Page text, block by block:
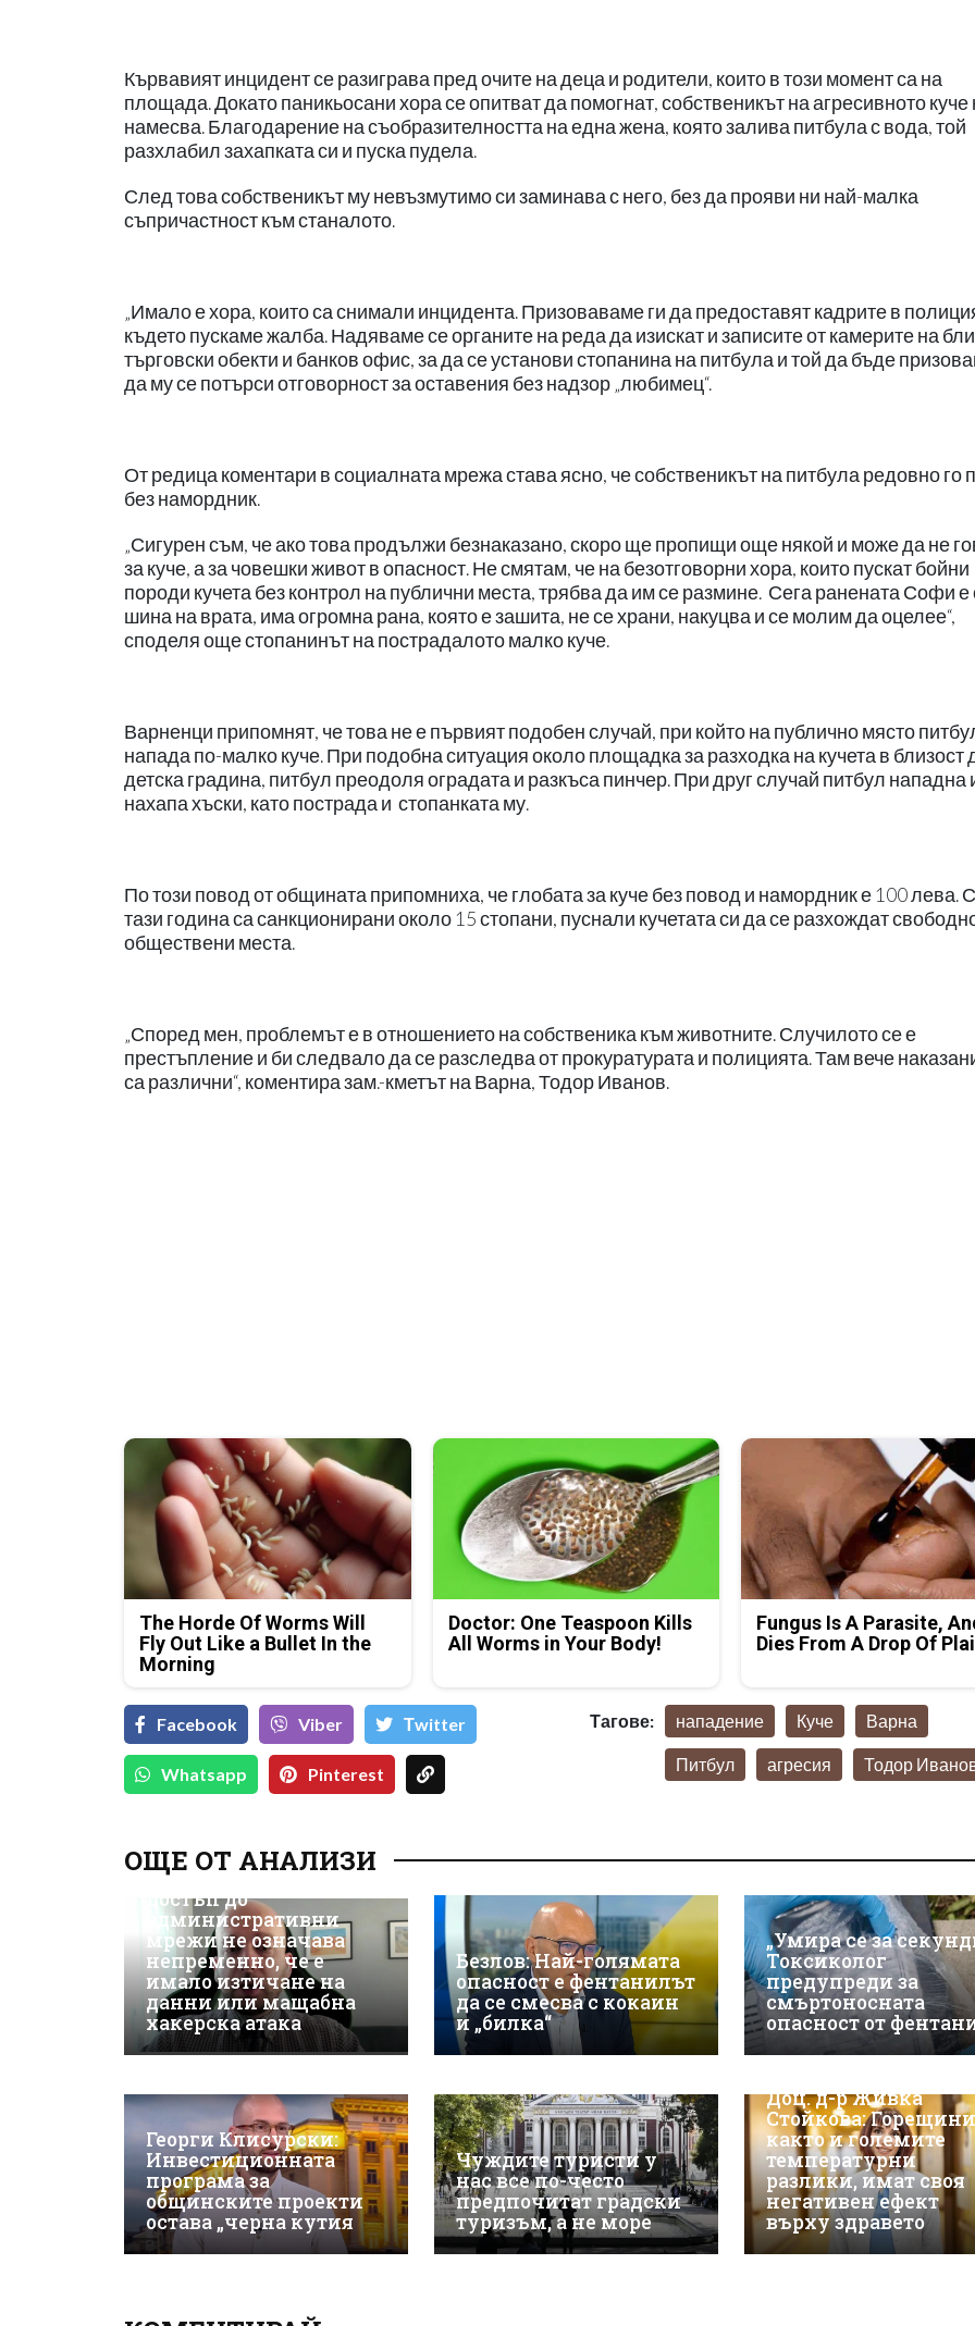
Кървавият инцидент се разиграва пред очите на деца и родители, които в този момент са на
площада. Докато паникьосани хора се опитват да помогнат, собственикът на агресивното куче
намесва. Благодарение на съобразителността на една жена, която залива питбула с вода, той
разхлабил захапката си и пуска пудела.
След това собственикът му невъзмутимо си заминава с него, без да прояви ни най-малка
съпричастност към станалото.
„Имало е хора, които са снимали инцидента. Призоваваме ги да предоставят кадрите в
където пускаме жалба. Надяваме се органите на реда да изискат и записите от камерите на
търговски обекти и банков офис, за да се установи стопанина на питбула и той да бъде
да му се потърси отговорност за оставения без надзор „любимец“.
От редица коментари в социалната мрежа става ясно, че собственикът на питбула редовно го
без намордник.
„Сигурен съм, че ако това продължи безнаказано, скоро ще пропищи още някой и може да не
за куче, а за човешки живот в опасност. Не смятам, че на безотговорни хора, които пускат бойни
породи кучета без контрол на публични места, трябва да им се размине. Сега ранената Софи е
шина на врата, има огромна рана, която е зашита, не се храни, накуцва и се молим да оцелее“,
споделя още стопанинът на пострадалото малко куче.
Варненци припомнят, че това не е първият подобен случай, при който на публично място
напада по-малко куче. При подобна ситуация около площадка за разходка на кучета в близост
детска градина, питбул преодоля оградата и разкъса пинчер. При друг случай питбул нападна
нахапа хъски, като пострада и стопанката му.
По този повод от общината припомниха, че глобата за куче без повод и намордник е 100 лева.
тази година са санкционирани около 15 стопани, пуснали кучетата си да се разхождат
обществени места.
„Според мен, проблемът е в отношението на собственика към животните. Случилото се е
престъпление и би следвало да се разследва от прокуратурата и полицията. Там вече
са различни“, коментира зам.-кметът на Варна, Тодор Иванов.
The Horde Of Worms Will
Fly Out Like a Bullet In the
Morning
Doctor: One Teaspoon Kills
All Worms in Your Body!
Fungus Is A Parasite,
Dies From A Drop Of
Facebook Viber Тwitter
Whatsapp Pinterest
Тагове: нападение Куче Варна
Питбул агресия Тодор
ОЩЕ ОТ АНАЛИЗИ
киберсигурност:
Неоторизираният
достъп до
административни
мрежи не означава
непременно, че е
имало изтичане на
данни или мащабна
хакерска атака
Безлов: Най-голямата
опасност е фентанилът
да се смесва с кокаин
и „билка“
„Умира се за
Токсиколог
предупреди за
смъртоносната
опасност от
Георги Клисурски:
Инвестиционната
програма за
общинските проекти
остава „черна кутия
Чуждите туристи у
нас все по-често
предпочитат градски
туризъм, а не море
Доц. д-р Живка
Стойкова:
както и големите
температурни
разлики, имат своя
негативен ефект
върху здравето